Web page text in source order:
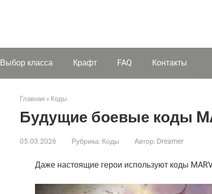
Выбор класса Крафт FAQ Контакты
Главная » Коды
Будущие боевые коды
05.03.2026 Рубрика: Коды Автор: Dreamer
Даже настоящие герои используют коды